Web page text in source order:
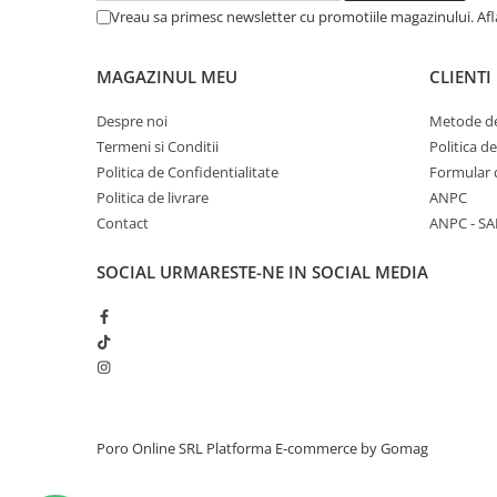
Vreau sa primesc newsletter cu promotiile magazinului.
MAGAZINUL MEU
Despre noi
Termeni si Conditii
Politica de Confidentialitate
Politica de livrare
Contact
CLIENTI
Metode
Politica
Formular
ANPC
ANPC -
SOCIAL URMARESTE-NE IN SOCIAL MEDIA
Poro Online SRL Platforma E-commerce by Gomag